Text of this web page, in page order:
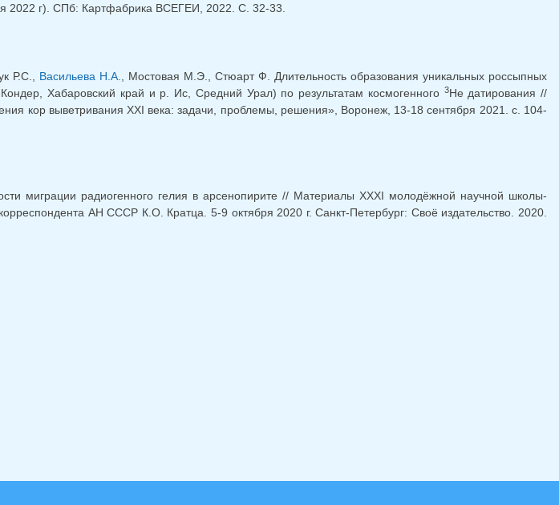
2022 г). СПб: Картфабрика ВСЕГЕИ, 2022. С. 32-33.
Р.С., Васильева Н.А., Мостовая М.Э., Стюарт Ф. Длительность образования уникальных россыпных
Хабаровский край и р. Ис, Средний Урал) по результатам космогенного 3Не датирования //
кор выветривания XXI века: задачи, проблемы, решения», Воронеж, 13-18 сентября 2021. c. 104-
миграции радиогенного гелия в арсенопирите // Материалы XXXI молодёжной научной школы-
АН СССР К.О. Кратца. 5-9 октября 2020 г. Санкт-Петербург: Своё издательство. 2020.